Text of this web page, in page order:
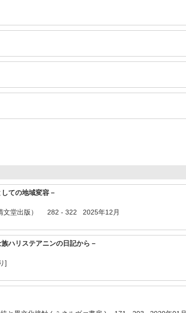
ての地域変容－
文堂出版） 282 - 322 2025年12月
ハリステアニンの日記から－
]